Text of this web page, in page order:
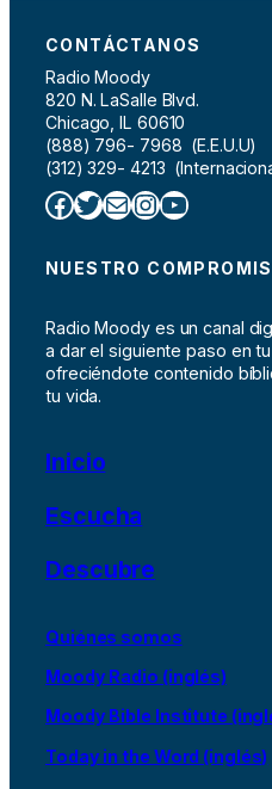
CONTÁCTANOS
Radio Moody
820 N. LaSalle Blvd.
Chicago, IL 60610
(888) 796- 7968 (E.E.U.U)
(312) 329- 4213
Facebook Twitter Correo electrónico InstagramYouTube
NUESTRO
Radio Moody es un canal
a dar el siguiente paso en
ofreciéndote contenido
tu vida.
Inicio
Escucha
Descubre
Quiénes somos
Moody Radio (inglés)
Moody Bible Institute
Today in the Word (inglés)